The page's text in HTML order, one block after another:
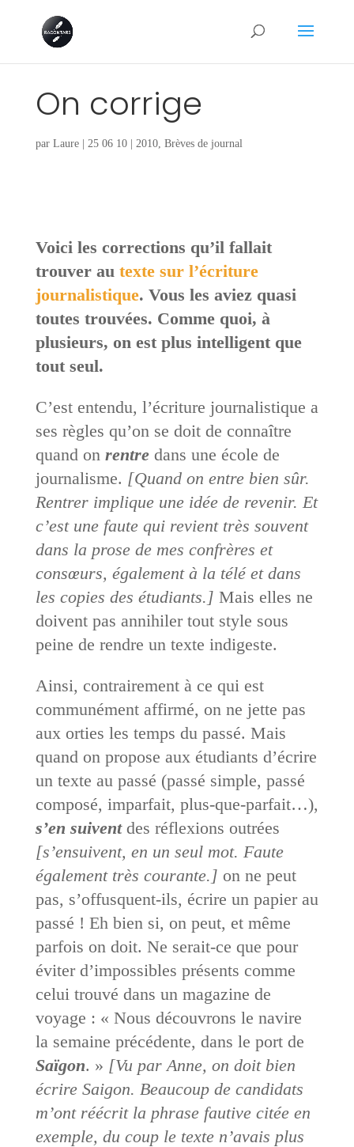
On corrige
par Laure| 25 06 10| 2010, Brèves de journal
Voici les corrections qu’il fallait
trouver au texte sur l’écriture
journalistique. Vous les aviez quasi
toutes trouvées. Comme quoi, à
plusieurs, on est plus intelligent que
tout seul.
C’est entendu, l’écriture journalistique a
ses règles qu’on se doit de connaître
quand on rentredans une école de
journalisme. [Quand on entre bien sûr.
Rentrer implique une idée de revenir. Et
c’est une faute qui revient très souvent
dans la prose de mes confrères et
consœurs, également à la télé et dans
les copies des étudiants.] Mais elles ne
doivent pas annihiler tout style sous
peine de rendre un texte indigeste.
Ainsi, contrairement à ce qui est
communément affirmé, on ne jette pas
aux orties les temps du passé. Mais
quand on propose aux étudiants d’écrire
un texte au passé (passé simple, passé
composé, imparfait, plus-que-parfait…),
s’en suiventdes réflexions outrées
[s’ensuivent, en un seul mot. Faute
également très courante.] on ne peut
pas, s’offusquent-ils, écrire un papier au
passé ! Eh bien si, on peut, et même
parfois on doit. Ne serait-ce que pour
éviter d’impossibles présents comme
celui trouvé dans un magazine de
voyage : « Nous découvrons le navire
la semaine précédente, dans le port de
Saïgon. » [Vu par Anne, on doit bien
écrire Saigon. Beaucoup de candidats
m’ont réécrit la phrase fautive citée en
exemple, du coup le texte n’avais plus